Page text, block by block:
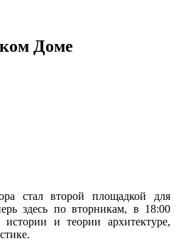
Доме
стал второй площадкой для
здесь по вторникам, в 18:00
и теории архитектуре,